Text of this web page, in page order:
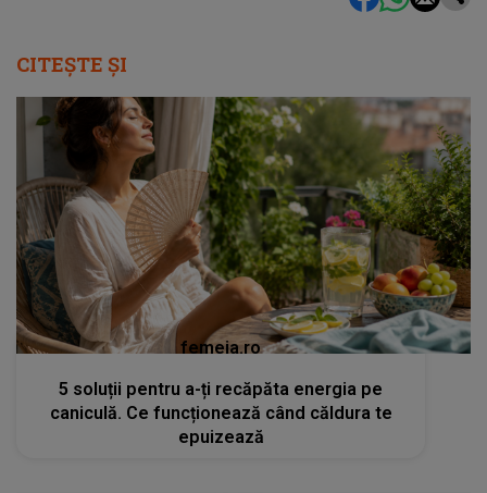
CITEȘTE ȘI
femeia.ro
5 soluții pentru a-ți recăpăta energia pe
caniculă. Ce funcționează când căldura te
epuizează